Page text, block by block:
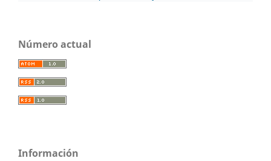
Número actual
Información